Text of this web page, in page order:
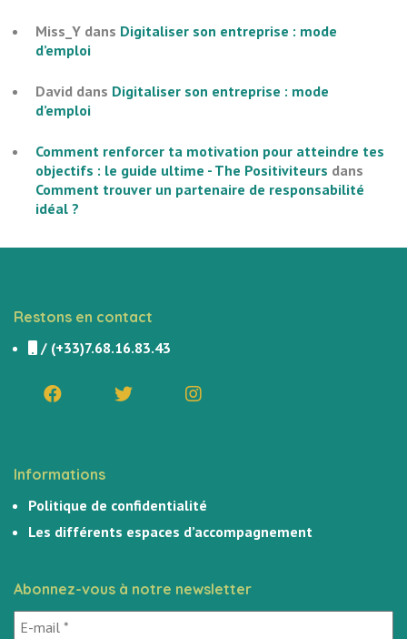
Miss_Y dans Digitaliser son entreprise : mode
d’emploi
David dans Digitaliser son entreprise : mode
d’emploi
Comment renforcer ta motivation pour atteindre tes
objectifs : le guide ultime - The Positiviteurs dans
Comment trouver un partenaire de responsabilité
idéal ?
Restons en contact
/ (+33)7.68.16.83.43
Informations
Politique de confidentialité
Les différents espaces d’accompagnement
Abonnez-vous à notre newsletter